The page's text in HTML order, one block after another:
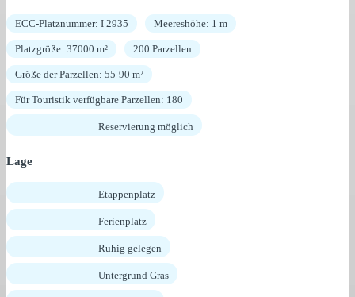
ECC-Platznummer: I 2935 Meereshöhe: 1 m
Platzgröße: 37000 m² 200 Parzellen
Größe der Parzellen: 55-90 m²
Für Touristik verfügbare Parzellen: 180
Reservierung möglich
Lage
Etappenplatz
Ferienplatz
Ruhig gelegen
Untergrund Gras